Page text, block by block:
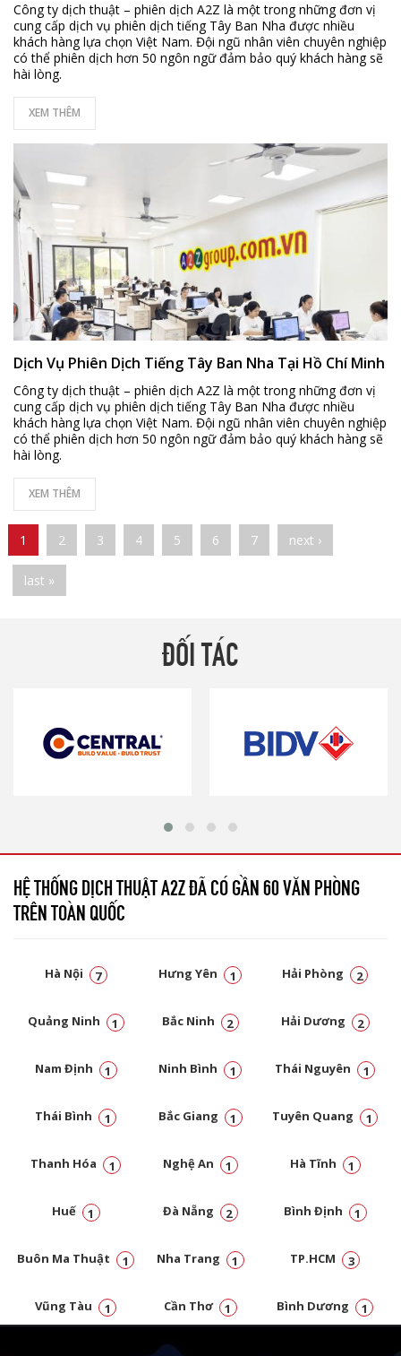
Công ty dịch thuật – phiên dịch A2Z là một trong những đơn vị
cung cấp dịch vụ phiên dịch tiếng Tây Ban Nha được nhiều
khách hàng lựa chọn Việt Nam. Đội ngũ nhân viên chuyên nghiệp
có thể phiên dịch hơn 50 ngôn ngữ đảm bảo quý khách hàng sẽ
hài lòng.
XEM THÊM
Dịch Vụ Phiên Dịch Tiếng Tây Ban Nha Tại Hồ Chí Minh
Công ty dịch thuật – phiên dịch A2Z là một trong những đơn vị
cung cấp dịch vụ phiên dịch tiếng Tây Ban Nha được nhiều
khách hàng lựa chọn Việt Nam. Đội ngũ nhân viên chuyên nghiệp
có thể phiên dịch hơn 50 ngôn ngữ đảm bảo quý khách hàng sẽ
hài lòng.
XEM THÊM
Pages
1 2 3 4 5 6 7 next ›
last »
ĐỐI TÁC
HỆ THỐNG DỊCH THUẬT A2Z ĐÃ CÓ GẦN 60 VĂN PHÒNG
TRÊN TOÀN QUỐC
Hà Nội 7 Hưng Yên 1 Hải Phòng 2
Quảng Ninh 1 Bắc Ninh 2 Hải Dương 2
Nam Định 1 Ninh Bình 1 Thái Nguyên 1
Thái Bình 1 Bắc Giang 1 Tuyên Quang 1
Thanh Hóa 1 Nghệ An 1 Hà Tĩnh 1
Huế 1 Đà Nẵng 2 Bình Định 1
Buôn Ma Thuật 1 Nha Trang 1 TP.HCM 3
Vũng Tàu 1 Cần Thơ 1 Bình Dương 1